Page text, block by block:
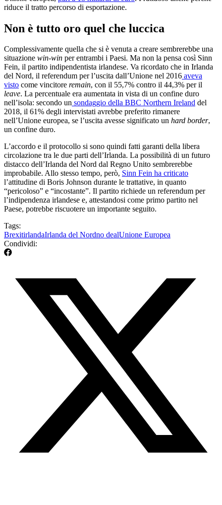
riduce il tratto percorso di esportazione.
Non è tutto oro quel che luccica
Complessivamente quella che si è venuta a creare sembrerebbe una
situazione win-win per entrambi i Paesi. Ma non la pensa così Sinn
Fein, il partito indipendentista irlandese. Va ricordato che in Irlanda
del Nord, il referendum per l’uscita dall’Unione nel 2016 aveva
visto come vincitore remain, con il 55,7% contro il 44,3% per il
leave. La percentuale era aumentata in vista di un confine duro
nell’isola: secondo un sondaggio della BBC Northern Ireland del
2018, il 61% degli intervistati avrebbe preferito rimanere
nell’Unione europea, se l’uscita avesse significato un hard border,
un confine duro.
L’accordo e il protocollo si sono quindi fatti garanti della libera
circolazione tra le due parti dell’Irlanda. La possibilità di un futuro
distacco dell’Irlanda del Nord dal Regno Unito sembrerebbe
improbabile. Allo stesso tempo, però, Sinn Fein ha criticato
l’attitudine di Boris Johnson durante le trattative, in quanto
“pericoloso” e “incostante”. Il partito richiede un referendum per
l’indipendenza irlandese e, attestandosi come primo partito nel
Paese, potrebbe riscuotere un importante seguito.
Tags:
BrexitirlandaIrlanda del Nordno dealUnione Europea
Condividi: